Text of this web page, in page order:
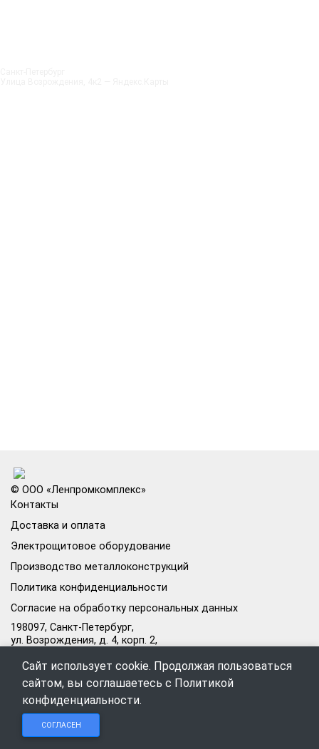
© ООО «Ленпромкомплекс»
Контакты
Доставка и оплата
Электрощитовое оборудование
Производство металлоконструкций
Политика конфиденциальности
Согласие на обработку персональных данных
198097, Санкт-Петербург,
ул. Возрождения, д. 4, корп. 2,
Режим работы офиса:
Пн–Пт: 09:00–18:00
+7 (812) 309-98-44
Сайт использует cookie. Продолжая пользоваться
сайтом, вы соглашаетесь с Политикой
конфиденциальности.
СОГЛАСЕН